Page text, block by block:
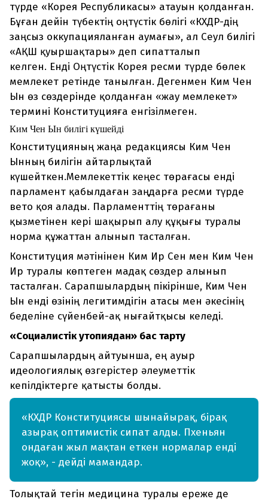
түрде «Корея Республикасы» атауын қолданған.
Бұған дейін түбектің оңтүстік бөлігі «КХДР-дің
заңсыз оккупацияланған аумағы», ал Сеул билігі
«АҚШ қуыршақтары» деп сипатталып
келген. Енді Оңтүстік Корея ресми түрде бөлек
мемлекет ретінде танылған. Дегенмен Ким Чен
Ын өз сөздерінде қолданған «жау мемлекет»
термині Конституцияға енгізілмеген.
Ким Чен Ын билігі күшейді
Конституцияның жаңа редакциясы Ким Чен
Ынның билігін айтарлықтай
күшейткен.Мемлекеттік кеңес төрағасы енді
парламент қабылдаған заңдарға ресми түрде
вето қоя алады. Парламенттің төрағаны
қызметінен кері шақырып алу құқығы туралы
норма құжаттан алынып тасталған.
Конституция мәтінінен Ким Ир Сен мен Ким Чен
Ир туралы көптеген мадақ сөздер алынып
тасталған. Сарапшылардың пікірінше, Ким Чен
Ын енді өзінің легитимдігін атасы мен әкесінің
беделіне сүйенбей-ақ нығайтқысы келеді.
«Социалистік утопиядан» бас тарту
Сарапшылардың айтуынша, ең ауыр
идеологиялық өзгерістер әлеуметтік
кепілдіктерге қатысты болды.
«КХДР Конституциясы шынайырақ, бірақ
азырақ оптимистік сипат алды. Пхеньян
ондаған жыл мақтан еткен нормалар енді
жоқ», - дейді мамандар.
Толықтай тегін медицина туралы ереже де